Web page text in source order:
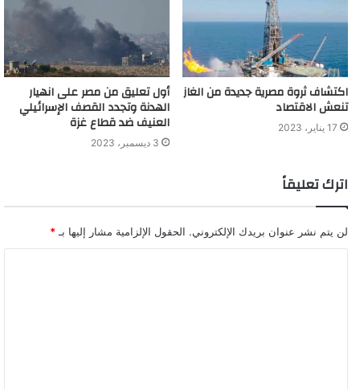
الصحة: انخفاض كبير في حالة الإصابة بفيروس كورونا
اكتشاف ثروة مصرية جديدة من الغاز
تنعش الاقتصاد
17 يناير، 2023
أول تعليق من مصر على انهيار
الهدنة وتجدد القصف الإسرائيلي
العنيف ضد قطاع غزة
3 ديسمبر، 2023
اترك تعليقاً
لن يتم نشر عنوان بريدك الإلكتروني. الحقول الإلزامية مشار إليها بـ *